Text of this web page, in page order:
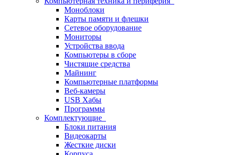
Моноблоки
Карты памяти и флешки
Сетевое оборудование
Мониторы
Устройства ввода
Компьютеры в сборе
Чистящие средства
Майнинг
Компьютерные платформы
Веб-камеры
USB Хабы
Программы
Комплектующие
Блоки питания
Видеокарты
Жесткие диски